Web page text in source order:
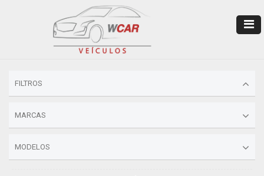
FILTROS
MARCAS
MODELOS